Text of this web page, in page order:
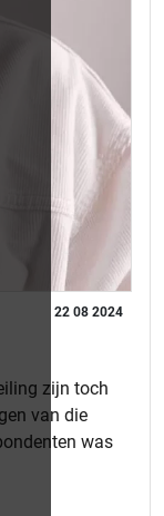
22 08 2024
zijn toch
van die
was